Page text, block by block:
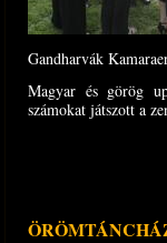
Gandharvák
Magyar és görög
számokat játszott a